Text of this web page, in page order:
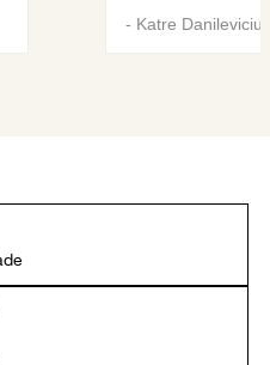
- Katre Danilevicius